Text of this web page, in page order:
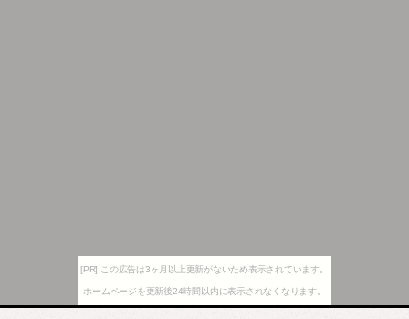
[PR] この広告は3ヶ月以上更新がないため表示されています。
ホームページを更新後24時間以内に表示されなくなります。